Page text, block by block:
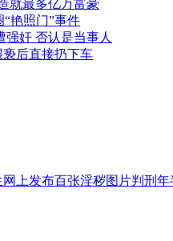
就最多亿万富豪
“艳照门”事件
强奸 否认是当事人
后直接扔下车
网上发布百张淫秽图片判刑年